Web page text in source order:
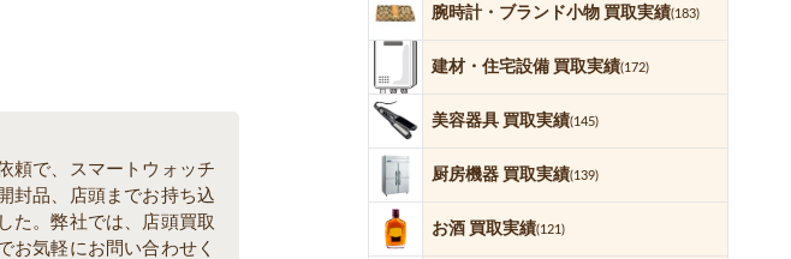
頼で、スマートウォッチ
封品、店頭までお持ち込
た。弊社では、店頭買取
お気軽にお問い合わせく
腕時計・ブランド小物 買取実績(183)
建材・住宅設備 買取実績(172)
美容器具 買取実績(145)
厨房機器 買取実績(139)
お酒 買取実績(121)